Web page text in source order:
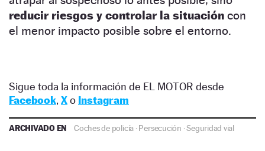
reducir riesgos y controlar la situación con
el menor impacto posible sobre el entorno.
Sigue toda la información de EL MOTOR desde
Facebook, Xo Instagram
ARCHIVADO EN Coches de policía ·Persecución ·Seguridad vial